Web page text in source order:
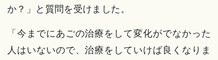
か？」と質問を受けました。
「今までにあごの治療をして変化がでなかった
人はいないので、治療をしていけば良くなりま